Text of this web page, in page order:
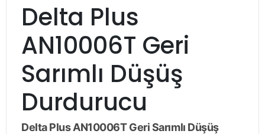
Delta Plus
AN10006T Geri
Sarımlı Düşüş
Durdurucu
Delta Plus AN10006T Geri Sarımlı Düşüş